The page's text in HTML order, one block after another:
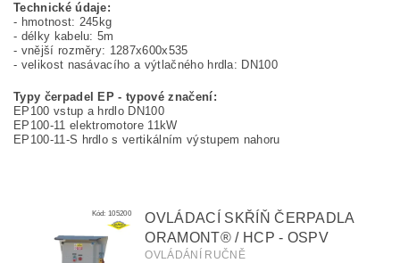
Technické údaje:
- hmotnost: 245kg
- délky kabelu: 5m
- vnější rozměry: 1287x600x535
- velikost nasávacího a výtlačného hrdla: DN100
Typy čerpadel EP - typové značení:
EP100 vstup a hrdlo DN100
EP100-11 elektromotore 11kW
EP100-11-S hrdlo s vertikálním výstupem nahoru
Kód:105200
OVLÁDACÍ SKŘÍŇ ČERPADLA
ORAMONT® / HCP - OSPV
OVLÁDÁNÍ RUČNĚ